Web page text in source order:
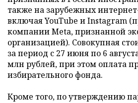
также на зарубежных
включая YouTube и Instagram
компании Meta, признанной
организацией). Совокупная
за период с 27 июня по 6
млн рублей, при этом оплата
избирательного фонда.
Кроме того, по утверждению